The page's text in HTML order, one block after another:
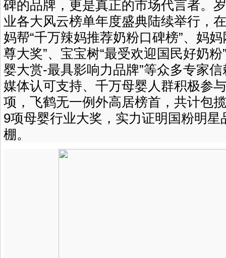
碑的品牌，更是真正的市场代言者。
业各大风云榜单年度盛典陆续举行，
妈帮“千万辣妈推荐奶粉口碑榜”、妈
尊大奖”、宝宝树“最受欢迎国民好奶粉
婴大赏-最具影响力品牌”等众多专家
媒体认可支持、千万母婴人群积极参
项，飞鹤无一例外高居榜首，共计包
9项母婴行业大奖，实力证明国粉明星
棚。